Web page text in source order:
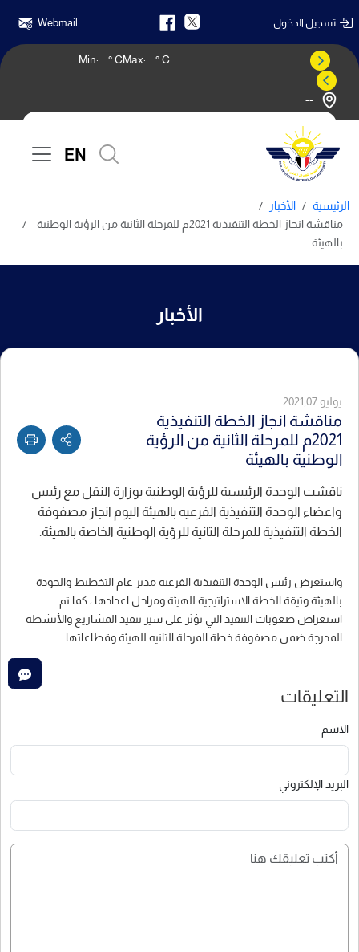
تسجيل الدخول Webmail
--
Max: ° C
Min: ° C
EN
الرئيسية
الأخبار
مناقشة انجاز الخطة التنفيذية 2021م للمرحلة الثانية من الرؤية الوطنية
بالهيئة
الأخبار
يوليو 2021,07
مناقشة انجاز الخطة التنفيذية
2021م للمرحلة الثانية من الرؤية
الوطنية بالهيئة
ناقشت الوحدة الرئيسية للرؤية الوطنية بوزارة النقل مع رئيس
واعضاء الوحدة التنفيذية الفرعيه بالهيئة اليوم انجاز مصفوفة
الخطة التنفيذية للمرحلة الثانية للرؤية الوطنية الخاصة بالهيئة.
واستعرض رئيس الوحدة التنفيذية الفرعيه مدير عام التخطيط والجودة
بالهيئة وثيقة الخطة الاستراتيجية للهيئة ومراحل اعدادها ، كما تم
استعراض صعوبات التنفيذ التي تؤثر على سير تنفيذ المشاريع والأنشطة
المدرجة ضمن مصفوفة خطة المرحلة الثانيه للهيئة وقطاعاتها.
التعليقات
الاسم
البريد الإلكتروني